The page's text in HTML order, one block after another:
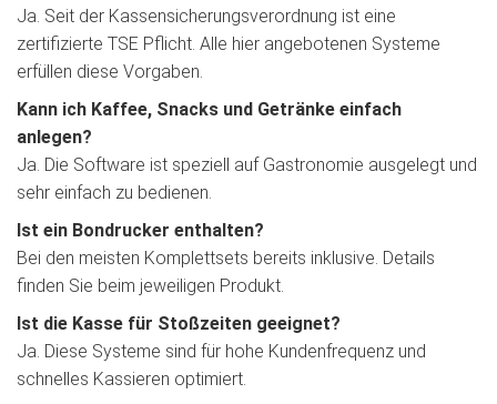
Ja. Seit der Kassensicherungsverordnung ist eine
zertifizierte TSE Pflicht. Alle hier angebotenen Systeme
erfüllen diese Vorgaben.
Kann ich Kaffee, Snacks und Getränke einfach
anlegen?
Ja. Die Software ist speziell auf Gastronomie ausgelegt und
sehr einfach zu bedienen.
Ist ein Bondrucker enthalten?
Bei den meisten Komplettsets bereits inklusive. Details
finden Sie beim jeweiligen Produkt.
Ist die Kasse für Stoßzeiten geeignet?
Ja. Diese Systeme sind für hohe Kundenfrequenz und
schnelles Kassieren optimiert.